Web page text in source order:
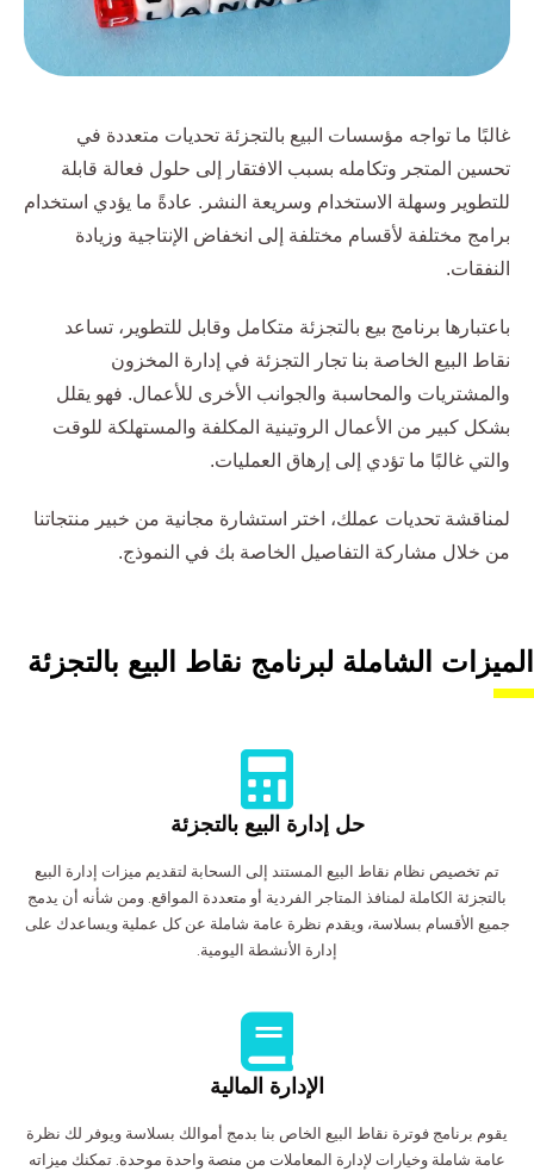
غالبًا ما تواجه مؤسسات البيع بالتجزئة تحديات متعددة في
تحسين المتجر وتكامله بسبب الافتقار إلى حلول فعالة قابلة
للتطوير وسهلة الاستخدام وسريعة النشر. عادةً ما يؤدي استخدام
برامج مختلفة لأقسام مختلفة إلى انخفاض الإنتاجية وزيادة
النفقات.
باعتبارها برنامج بيع بالتجزئة متكامل وقابل للتطوير، تساعد
نقاط البيع الخاصة بنا تجار التجزئة في إدارة المخزون
والمشتريات والمحاسبة والجوانب الأخرى للأعمال. فهو يقلل
بشكل كبير من الأعمال الروتينية المكلفة والمستهلكة للوقت
والتي غالبًا ما تؤدي إلى إرهاق العمليات.
لمناقشة تحديات عملك، اختر استشارة مجانية من خبير منتجاتنا
من خلال مشاركة التفاصيل الخاصة بك في النموذج.
الميزات الشاملة لبرنامج نقاط البيع بالتجزئة
حل إدارة البيع بالتجزئة
تم تخصيص نظام نقاط البيع المستند إلى السحابة لتقديم ميزات إدارة البيع
بالتجزئة الكاملة لمنافذ المتاجر الفردية أو متعددة المواقع. ومن شأنه أن يدمج
جميع الأقسام بسلاسة، ويقدم نظرة عامة شاملة عن كل عملية ويساعدك على
إدارة الأنشطة اليومية.
الإدارة المالية
يقوم برنامج فوترة نقاط البيع الخاص بنا بدمج أموالك بسلاسة ويوفر لك نظرة
عامة شاملة وخيارات لإدارة المعاملات من منصة واحدة موحدة. تمكنك ميزاته